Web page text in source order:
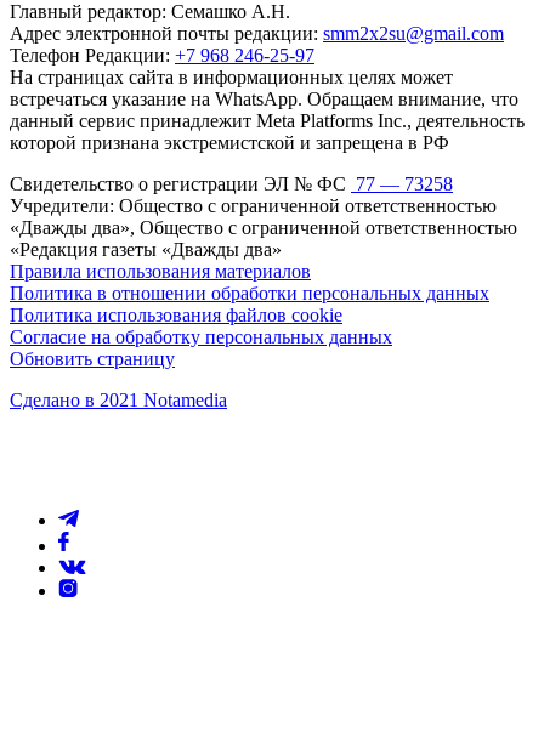
Главный редактор: Семашко А.Н.
Адрес электронной почты редакции: smm2x2su@gmail.com
Телефон Редакции: +7 968 246-25-97
На страницах сайта в информационных целях может
встречаться указание на WhatsApp. Обращаем внимание, что
данный сервис принадлежит Meta Platforms Inc., деятельность
которой признана экстремистской и запрещена в РФ
Свидетельство о регистрации ЭЛ № ФС 77 — 73258
Учредители: Общество с ограниченной ответственностью
«Дважды два», Общество с ограниченной ответственностью
«Редакция газеты «Дважды два»
Правила использования материалов
Политика в отношении обработки персональных данных
Политика использования файлов cookie
Согласие на обработку персональных данных
Обновить страницу
Сделано в 2021 Notamedia